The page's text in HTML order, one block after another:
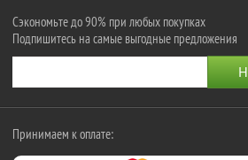
Сэкономьте до 90% при любых покупках
Подпишитесь на самые выгодные предложения
Принимаем к оплате: